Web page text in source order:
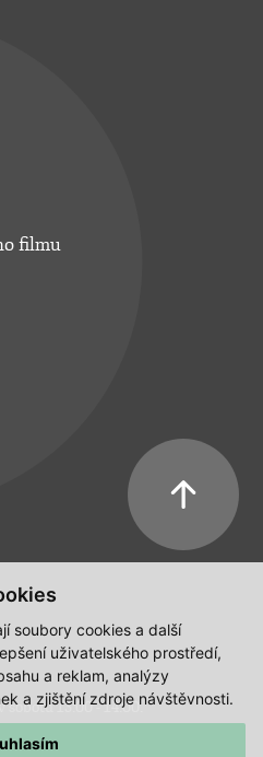
soubory cookies a další
uživatelského prostředí,
a reklam, analýzy
a zjištění zdroje návštěvnosti.
filmu
sobotu 13:00 - 14:00.